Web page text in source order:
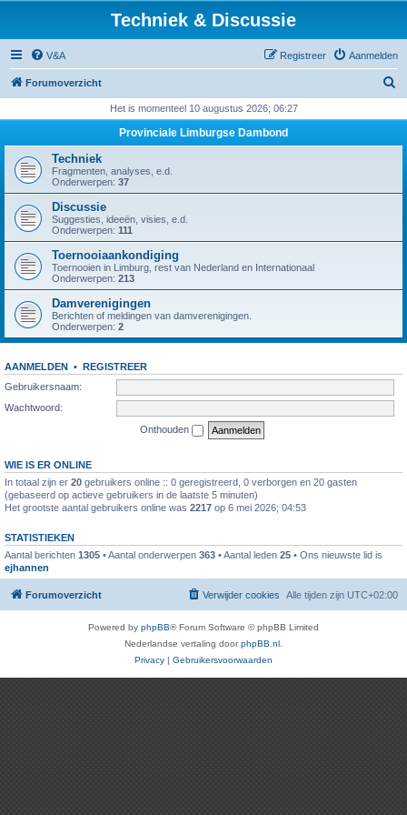
Techniek & Discussie
V&A Aanmelden
Registreer
Forumoverzicht
k
Het is momenteel 10 augustus 2026; 06:27
Provinciale Limburgse Dambond
Techniek
Fragmenten, analyses, e.d.
Onderwerpen: 37
Discussie
Suggesties, ideeën, visies, e.d.
Onderwerpen: 111
Toernooiaankondiging
Toernooien in Limburg, rest van Nederland en Internationaal
Onderwerpen: 213
Damverenigingen
Berichten of meldingen van damverenigingen.
Onderwerpen: 2
AANMELDEN • REGISTREER
Gebruikersnaam:
Wachtwoord:
Onthouden
WIE IS ER ONLINE
In totaal zijn er 20 gebruikers online :: 0 geregistreerd, 0 verborgen en 20 gasten
(gebaseerd op actieve gebruikers in de laatste 5 minuten)
Het grootste aantal gebruikers online was 2217 op 6 mei 2026; 04:53
STATISTIEKEN
Aantal berichten 1305 • Aantal onderwerpen 363 • Aantal leden 25 • Ons nieuwste lid is
ejhannen
Forumoverzicht Alle tijden zijn UTC+02:00
Verwijder cookies
Powered by phpBB® Forum Software © phpBB Limited
Nederlandse vertaling doorphpBB.nl
Privacy | Gebruikersvoorwaarden